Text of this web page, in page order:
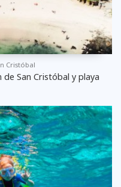
Cristóbal
San Cristóbal y playa